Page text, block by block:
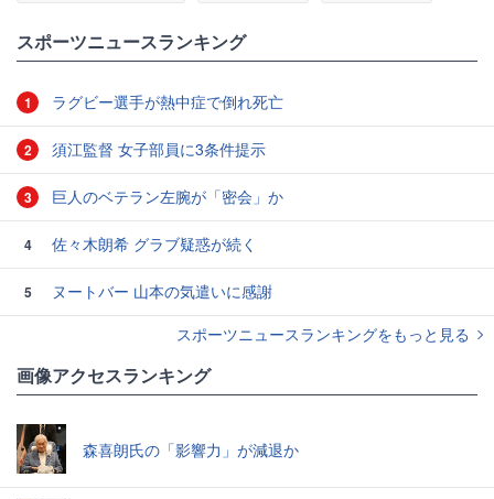
スポーツニュースランキング
1 ラグビー選手が熱中症で倒れ死亡
2 須江監督 女子部員に3条件提示
3 巨人のベテラン左腕が「密会」か
4 佐々木朗希 グラブ疑惑が続く
5
ヌートバー 山本の気遣いに感謝
スポーツニュースランキングをもっと見る
画像アクセスランキング
森喜朗氏の「影響力」が減退か